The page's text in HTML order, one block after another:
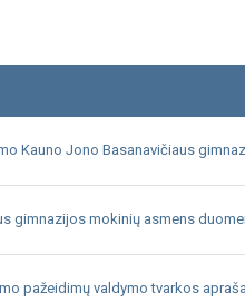
Kauno Jono Basanavičiaus
gimnazijos mokinių asmens
pažeidimų valdymo tvarkos